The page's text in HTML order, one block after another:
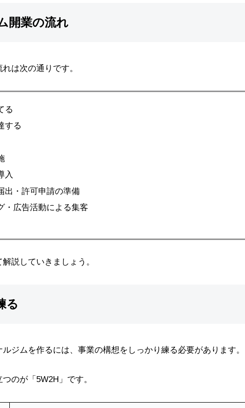
開業の流れ
は次の通りです。
る
する
入
出・許可申請の準備
・広告活動による集客
説していきましょう。
る
ジムを作るには、事業の構想をしっかり練る必要があります。
のが「5W2H」です。